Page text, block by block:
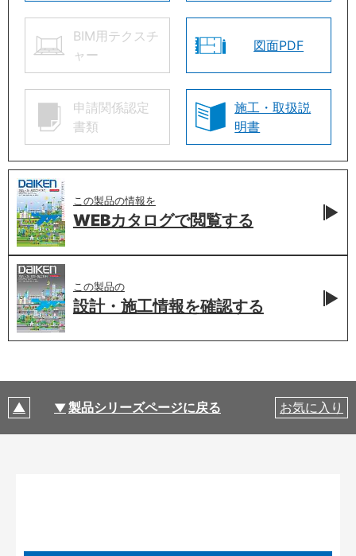
BIM用テクスチ
ャー
図面PDF
申請関係認定
書類
施工・取扱説
明書
この製品の情報を
WEBカタログで閲覧する
この製品の
設計・施工情報を確認する
製品シリーズページに戻る お気に入り